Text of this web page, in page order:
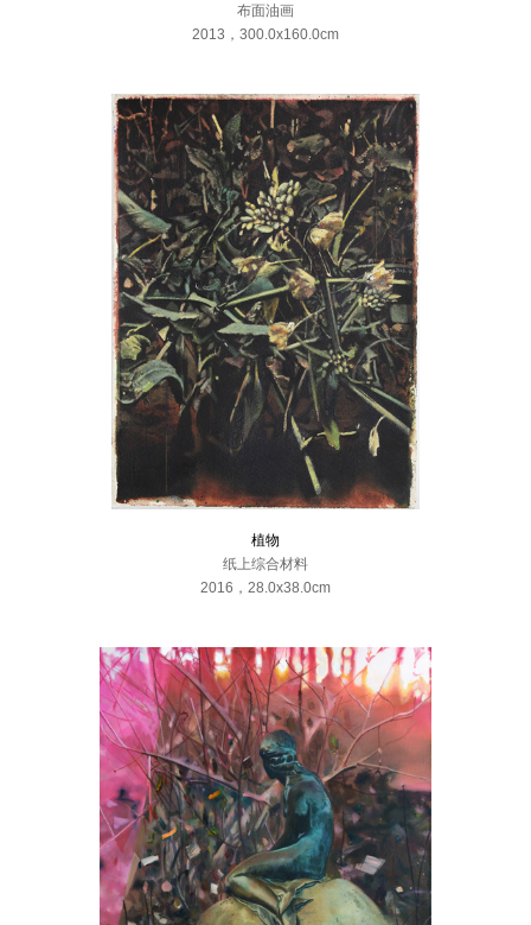
布面油画
2013 ， 300.0x160.0cm
植物
纸上综合材料
2016 ， 28.0x38.0cm